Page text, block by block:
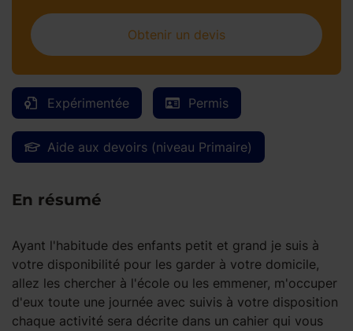
Expérimentée Permis
Aide aux devoirs (niveau Primaire)
En résumé
Ayant l'habitude des enfants petit et grand je suis à
votre disponibilité pour les garder à votre domicile,
allez les chercher à l'école ou les emmener, m'occuper
d'eux toute une journée avec suivis à votre disposition
chaque activité sera décrite dans un cahier qui vous
Obtenir un devis